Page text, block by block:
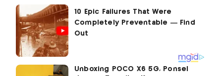
Unboxing POCO X6 5G, Ponsel